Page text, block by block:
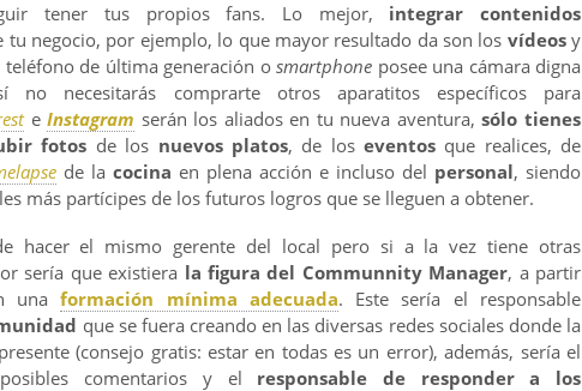
tener tus propios fans. Lo mejor, integrar contenidos
tu negocio, por ejemplo, lo que mayor resultado da son los vídeosy
teléfono de última generación osmartphone posee una cámara digna
no necesitarás comprarte otros aparatitos específicos para
eInstagram serán los aliados en tu nueva aventura,sólo tienes
fotos de los nuevos platos, de los eventosque realices, de
de la cocina en plena acción e incluso del personal, siendo
más partícipes de los futuros logros que se lleguen a obtener.
hacer el mismo gerente del local pero si a la vez tiene otras
sería que existiera la figura del Communnity Manager, a partir
unaformación mínima adecuada. Este sería el responsable
que se fuera creando en las diversas redes sociales donde la
(consejo gratis: estar en todas es un error), además, sería el
comentarios y el responsable de responder a los